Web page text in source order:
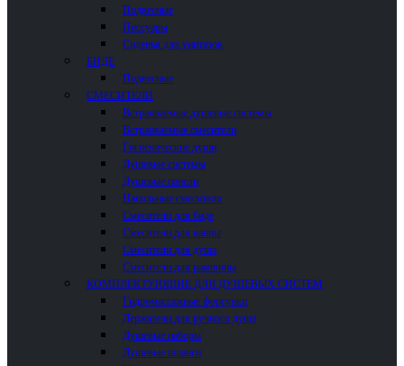
Подвесные
Писсуары
Сиденья для унитазов
БИДЕ
Подвесные
СМЕСИТЕЛИ
Встраиваемые душевые системы
Встраиваемые смесители
Гигиенические души
Душевые системы
Душевые панели
Напольные смесители
Смесители для биде
Смесители для ванны
Смесители для душа
Смесители для раковины
КОМПЛЕКТУЮЩИЕ ДЛЯ ДУШЕВЫХ СИСТЕМ
Гидромассажные форсунки
Держатели для ручного душа
Душевые наборы
Душевые шланги